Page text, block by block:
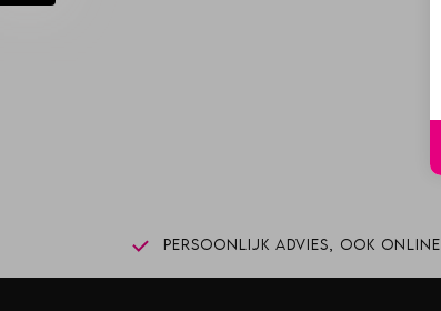
Persoonlijk advies, ook online